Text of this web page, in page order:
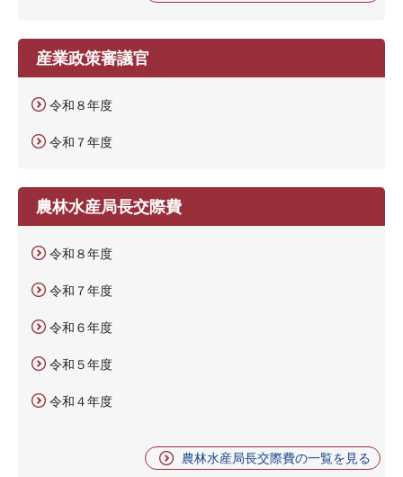
産業政策審議官
令和８年度
令和７年度
農林水産局長交際費
令和８年度
令和７年度
令和６年度
令和５年度
令和４年度
農林水産局長交際費の一覧を見る